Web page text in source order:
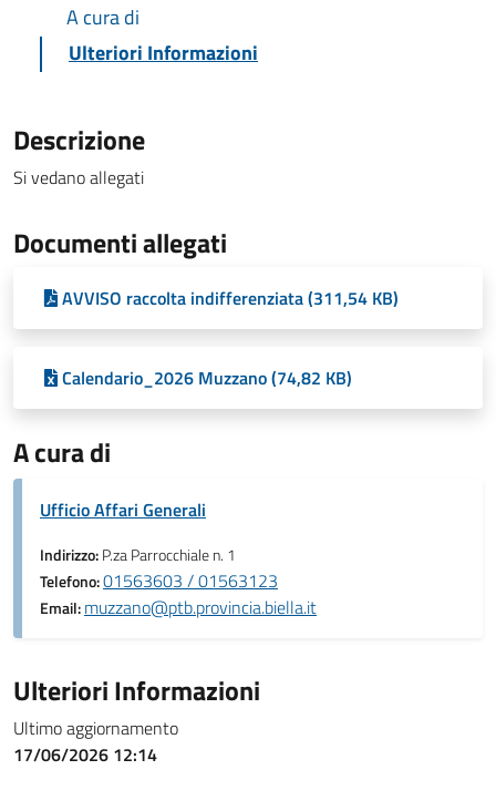
A cura di
Ulteriori Informazioni
Descrizione
Si vedano allegati
Documenti allegati
AVVISO raccolta indifferenziata (311,54 KB)
Calendario_2026 Muzzano (74,82 KB)
A cura di
Ufficio Affari Generali
Indirizzo:P.za Parrocchiale n. 1
Telefono:01563603 / 01563123
Email:muzzano@ptb.provincia.biella.it
Ulteriori Informazioni
Ultimo aggiornamento
17/06/2026 12:14